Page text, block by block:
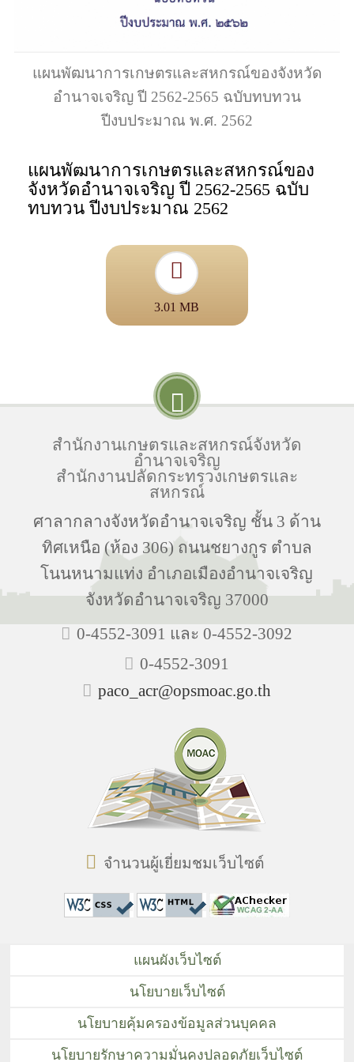
แผนพัฒนาการเกษตรและสหกรณ์ของจังหวัด
อำนาจเจริญ ปี 2562-2565 ฉบับทบทวน
ปีงบประมาณ พ.ศ. 2562
แผนพัฒนาการเกษตรและสหกรณ์ของ
จังหวัดอำนาจเจริญ ปี 2562-2565 ฉบับ
ทบทวน ปีงบประมาณ 2562
3.01 MB
สำนักงานเกษตรและสหกรณ์จังหวัด
อำนาจเจริญ
สำนักงานปลัดกระทรวงเกษตรและ
สหกรณ์
ศาลากลางจังหวัดอำนาจเจริญ ชั้น 3 ด้าน
ทิศเหนือ (ห้อง 306) ถนนชยางกูร ตำบล
โนนหนามแท่ง อำเภอเมืองอำนาจเจริญ
จังหวัดอำนาจเจริญ 37000
0-4552-3091 และ 0-4552-3092
0-4552-3091
paco_acr@opsmoac.go.th
จำนวนผู้เยี่ยมชมเว็บไซต์
แผนผังเว็บไซต์
นโยบายเว็บไซต์
นโยบายคุ้มครองข้อมูลส่วนบุคคล
นโยบายรักษาความมั่นคงปลอดภัยเว็บไซต์